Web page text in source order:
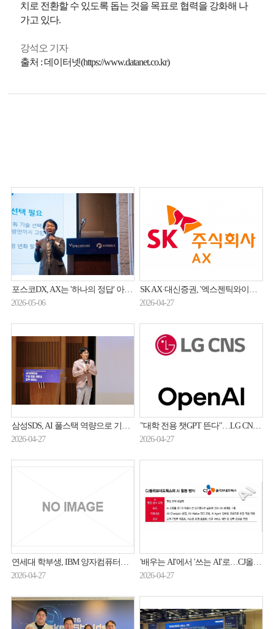
치로 전환할 수 있도록 돕는 것을 목표로 협력을 강화해 나
가고 있다.
강석오 기자
출처 : 데이터넷(https://www.datanet.co.kr)
포스코DX, AX는 '하나의 정답' 아니다… 과제별 맞춤형 AI 적용 체계 제안
2026-05-06
SK AX·대신증권, '엑스젠틱와이어 NPO'로 금융인프라 운영 혁신
2026-04-27
삼성SDS, AI 풀스택 역량으로 기업 AI 네이티브 전환 지원
2026-04-27
"대학 전용 챗GPT 뜬다"…LG CNS, 오픈AI와 교육 시장 정조준
2026-04-27
연세대 학부생, IBM 양자컴퓨터로 국제논문
2026-04-27
'배우는 AI'에서 '쓰는 AI'로…CJ올리브네트웍스, 전사 AX 확산
2026-04-27